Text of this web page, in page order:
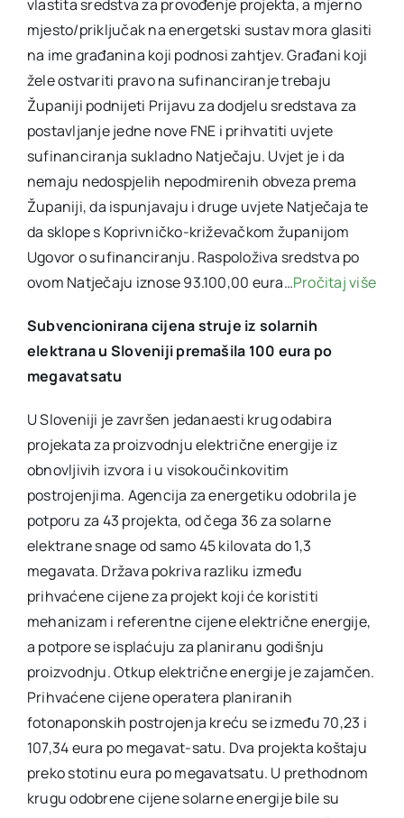
vlastita sredstva za provođenje projekta, a mjerno
mjesto/priključak na energetski sustav mora glasiti
na ime građanina koji podnosi zahtjev. Građani koji
žele ostvariti pravo na sufinanciranje trebaju
Županiji podnijeti Prijavu za dodjelu sredstava za
postavljanje jedne nove FNE i prihvatiti uvjete
sufinanciranja sukladno Natječaju. Uvjet je i da
nemaju nedospjelih nepodmirenih obveza prema
Županiji, da ispunjavaju i druge uvjete Natječaja te
da sklope s Koprivničko-križevačkom županijom
Ugovor o sufinanciranju. Raspoloživa sredstva po
ovom Natječaju iznose 93.100,00 eura…Pročitaj više
Subvencionirana cijena struje iz solarnih
elektrana u Sloveniji premašila 100 eura po
megavatsatu
U Sloveniji je završen jedanaesti krug odabira
projekata za proizvodnju električne energije iz
obnovljivih izvora i u visokoučinkovitim
postrojenjima. Agencija za energetiku odobrila je
potporu za 43 projekta, od čega 36 za solarne
elektrane snage od samo 45 kilovata do 1,3
megavata. Država pokriva razliku između
prihvaćene cijene za projekt koji će koristiti
mehanizam i referentne cijene električne energije,
a potpore se isplaćuju za planiranu godišnju
proizvodnju. Otkup električne energije je zajamčen.
Prihvaćene cijene operatera planiranih
fotonaponskih postrojenja kreću se između 70,23 i
107,34 eura po megavat-satu. Dva projekta koštaju
preko stotinu eura po megavatsatu. U prethodnom
krugu odobrene cijene solarne energije bile su